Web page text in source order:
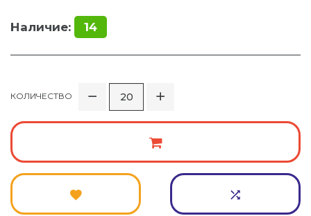
Наличие: 14
КОЛИЧЕСТВО